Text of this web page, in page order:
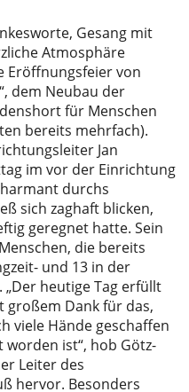
Gesang mit
Atmosphäre
Eröffnungsfeier von
dem Neubau der
für Menschen
bereits mehrfach).
Jan
im vor der Einrichtung
durchs
sich zaghaft blicken,
geregnet hatte. Sein
die bereits
und 13 in der
heutige Tag erfüllt
großem Dank für das,
viele Hände geschaffen
ist“, hob Götz-
Leiter des
hervor. Besonders